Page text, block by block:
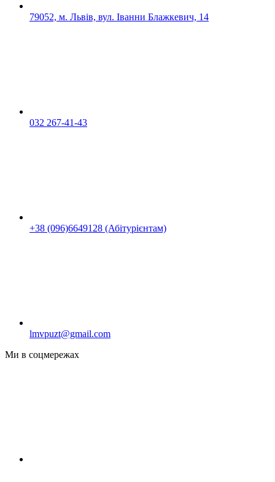
79052, м. Львів, вул. Іванни Блажкевич, 14
032 267-41-43
+38 (096)6649128 (Абітурієнтам)
lmvpuzt@gmail.com
Ми в соцмережах